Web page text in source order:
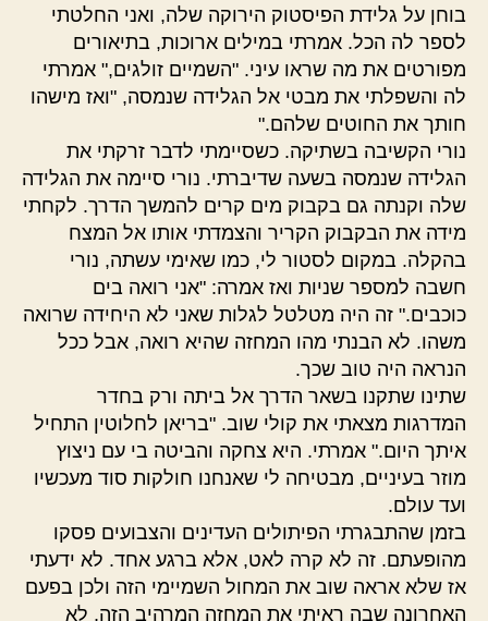
בוחן על גלידת הפיסטוק הירוקה שלה, ואני החלטתי
לספר לה הכל. אמרתי במילים ארוכות, בתיאורים
מפורטים את מה שראו עיני. "השמיים זולגים," אמרתי
לה והשפלתי את מבטי אל הגלידה שנמסה, "ואז מישהו
חותך את החוטים שלהם."
נורי הקשיבה בשתיקה. כשסיימתי לדבר זרקתי את
הגלידה שנמסה בשעה שדיברתי. נורי סיימה את הגלידה
שלה וקנתה גם בקבוק מים קרים להמשך הדרך. לקחתי
מידה את הבקבוק הקריר והצמדתי אותו אל המצח
בהקלה. במקום לסטור לי, כמו שאימי עשתה, נורי
חשבה למספר שניות ואז אמרה: "אני רואה בים
כוכבים." זה היה מטלטל לגלות שאני לא היחידה שרואה
משהו. לא הבנתי מהו המחזה שהיא רואה, אבל ככל
הנראה היה טוב שכך.
שתינו שתקנו בשאר הדרך אל ביתה ורק בחדר
המדרגות מצאתי את קולי שוב. "בריאן לחלוטין התחיל
איתך היום." אמרתי. היא צחקה והביטה בי עם ניצוץ
מוזר בעיניים, מבטיחה לי שאנחנו חולקות סוד מעכשיו
ועד עולם.
בזמן שהתבגרתי הפיתולים העדינים והצבועים פסקו
מהופעתם. זה לא קרה לאט, אלא ברגע אחד. לא ידעתי
אז שלא אראה שוב את המחול השמיימי הזה ולכן בפעם
האחרונה שבה ראיתי את המחזה המרהיב הזה, לא